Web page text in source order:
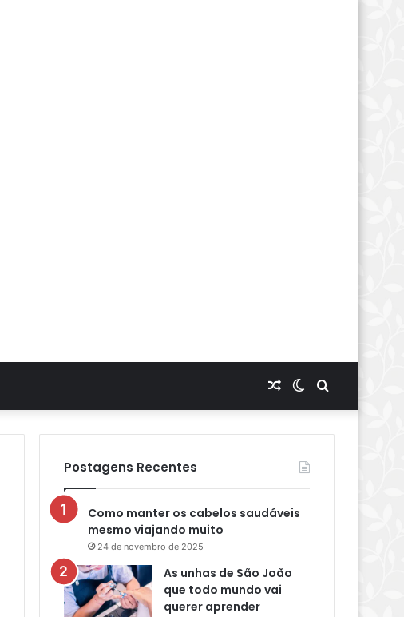
Procurar
por
Switch
skin
Artigo
aleatório
Postagens Recentes
Como manter os cabelos saudáveis
mesmo viajando muito
24 de novembro de 2025
As unhas de São João
que todo mundo vai
querer aprender